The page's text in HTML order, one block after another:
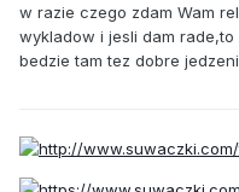
w razie czego zdam Wam
wykladow i jesli dam
bedzie tam tez dobre